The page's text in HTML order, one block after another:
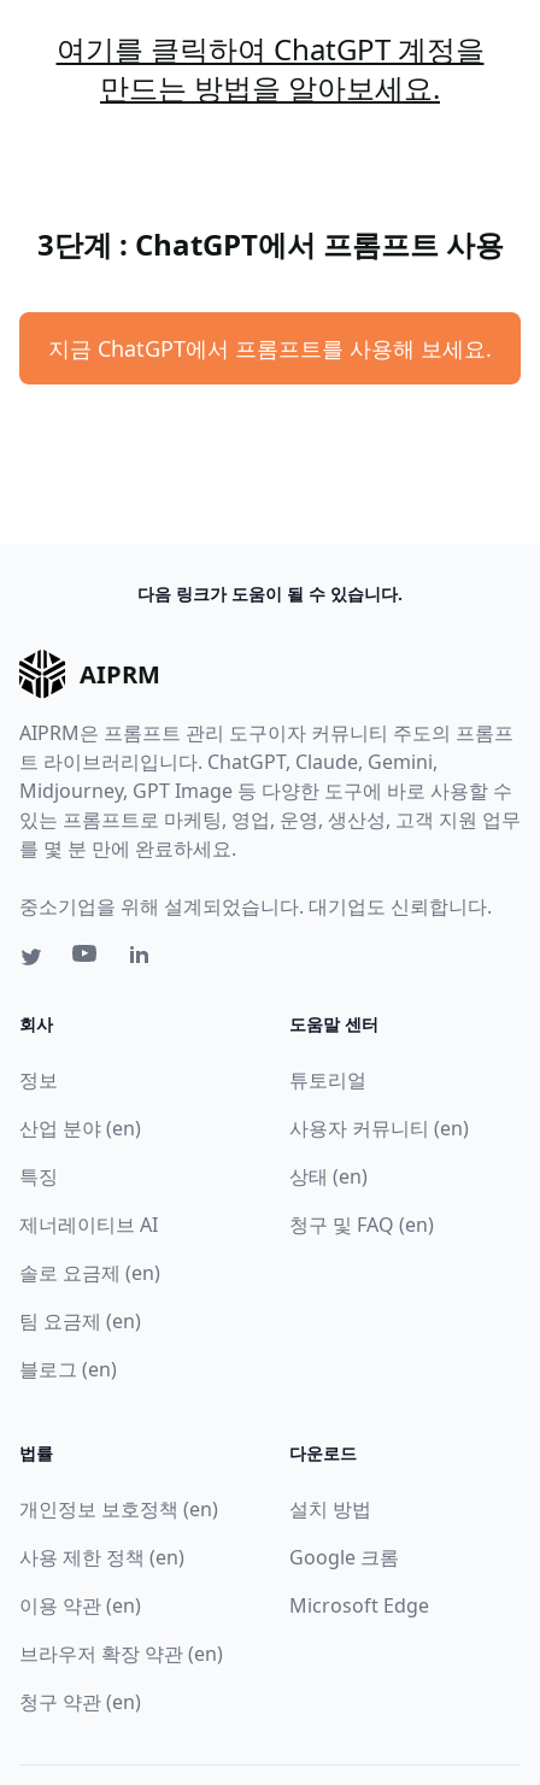
여기를 클릭하여 ChatGPT 계정을
만드는 방법을 알아보세요.
3단계 : ChatGPT에서 프롬프트 사용
지금 ChatGPT에서 프롬프트를 사용해 보세요.
다음 링크가 도움이 될 수 있습니다.
AIPRM
AIPRM은 프롬프트 관리 도구이자 커뮤니티 주도의 프롬프
트 라이브러리입니다. ChatGPT, Claude, Gemini,
Midjourney, GPT Image 등 다양한 도구에 바로 사용할 수
있는 프롬프트로 마케팅, 영업, 운영, 생산성, 고객 지원 업무
를 몇 분 만에 완료하세요.
중소기업을 위해 설계되었습니다. 대기업도 신뢰합니다.
회사
정보
산업 분야 (en)
특징
제너레이티브 AI
솔로 요금제 (en)
팀 요금제 (en)
블로그 (en)
도움말 센터
튜토리얼
사용자 커뮤니티 (en)
상태 (en)
청구 및 FAQ (en)
법률
개인정보 보호정책 (en)
사용 제한 정책 (en)
이용 약관 (en)
브라우저 확장 약관 (en)
청구 약관 (en)
다운로드
설치 방법
Google 크롬
Microsoft Edge